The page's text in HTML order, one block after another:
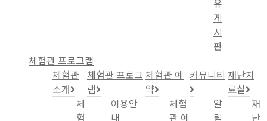
유
게
시
판
체험관 프로그램
체험관
소개
체
험
체험관 프로그
램
이용안
내
체험관 예
약
체험
관 예
커뮤니티
알
림
재난자
료실
재
난